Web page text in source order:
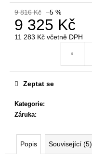
9 816 Kč –5 %
9 325 Kč
11 283 Kč včetně DPH
Kategorie:
Záruka:
Zeptat se
Popis Související (5)
o
u
e
m
GAME
ŠÉF